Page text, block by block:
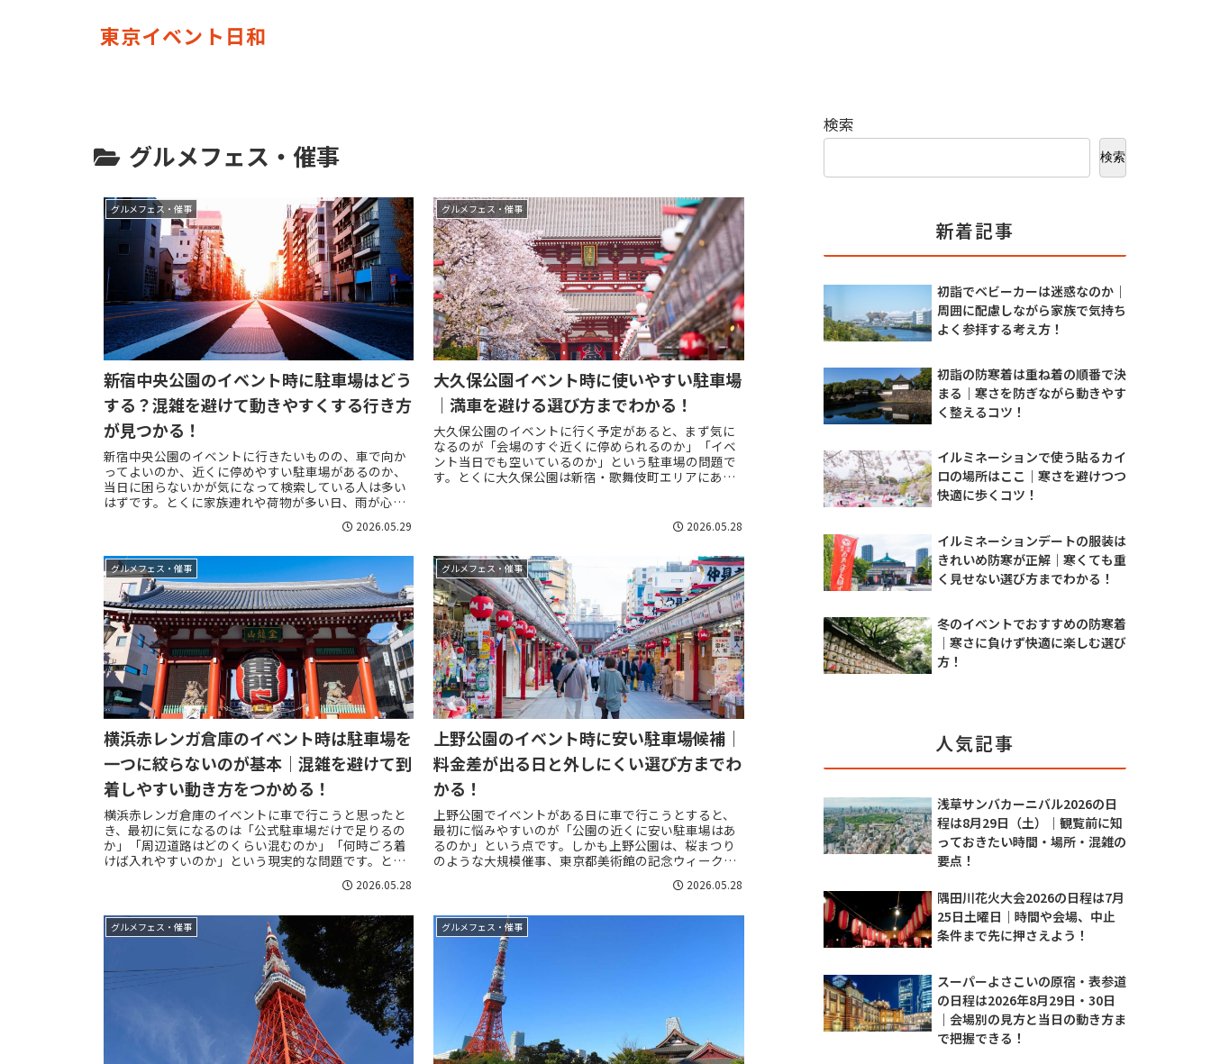
東京イベント日和
グルメフェス・催事
グルメフェス・催事
新宿中央公園のイベント時に駐車場はどう
する？混雑を避けて動きやすくする行き方
が見つかる！
新宿中央公園のイベントに行きたいものの、車で向か
ってよいのか、近くに停めやすい駐車場があるのか、
当日に困らないかが気になって検索している人は多い
はずです。とくに家族連れや荷物が多い日、雨が心配
2026.05.29
グルメフェス・催事
大久保公園イベント時に使いやすい駐車場
｜満車を避ける選び方までわかる！
大久保公園のイベントに行く予定があると、まず気に
なるのが「会場のすぐ近くに停められるのか」「イベ
ント当日でも空いているのか」という駐車場の問題で
す。とくに大久保公園は新宿・歌舞伎町エリアにあ
2026.05.28
グルメフェス・催事
横浜赤レンガ倉庫のイベント時は駐車場を
一つに絞らないのが基本｜混雑を避けて到
着しやすい動き方をつかめる！
横浜赤レンガ倉庫のイベントに車で行こうと思ったと
き、最初に気になるのは「公式駐車場だけで足りるの
か」「周辺道路はどのくらい混むのか」「何時ごろ着
けば入れやすいのか」という現実的な問題です。とく
に花のイベント、ビールイベント、映画上映、音楽2026.05.28
グルメフェス・催事
上野公園のイベント時に安い駐車場候補｜
料金差が出る日と外しにくい選び方までわ
かる！
上野公園でイベントがある日に車で行こうとすると、
最初に悩みやすいのが「公園の近くに安い駐車場はあ
るのか」という点です。しかも上野公園は、桜まつり
のような大規模催事、東京都美術館の記念ウィークの
ような期間限定イベント、美術館や博物館の大型展2026.05.28
グルメフェス・催事 グルメフェス・催事
検索
検索
新着記事
初詣でベビーカーは迷惑なのか｜
周囲に配慮しながら家族で気持ち
よく参拝する考え方！
初詣の防寒着は重ね着の順番で決
まる｜寒さを防ぎながら動きやす
く整えるコツ！
イルミネーションで使う貼るカイ
ロの場所はここ｜寒さを避けつつ
快適に歩くコツ！
イルミネーションデートの服装は
きれいめ防寒が正解｜寒くても重
く見せない選び方までわかる！
冬のイベントでおすすめの防寒着
｜寒さに負けず快適に楽しむ選び
方！
人気記事
浅草サンバカーニバル2026の日
程は8月29日（土）｜観覧前に知
っておきたい時間・場所・混雑の
要点！
隅田川花火大会2026の日程は7月
25日土曜日｜時間や会場、中止
条件まで先に押さえよう！
スーパーよさこいの原宿・表参道
の日程は2026年8月29日・30日
｜会場別の見方と当日の動き方ま
で把握できる！